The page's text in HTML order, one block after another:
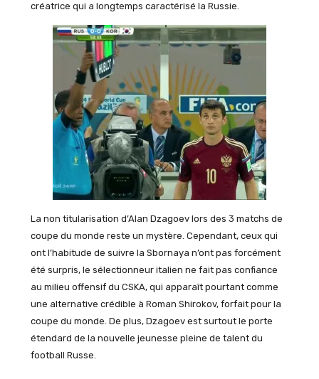
créatrice qui a longtemps caractérisé la Russie.
La non titularisation d’Alan Dzagoev lors des 3 matchs de
coupe du monde reste un mystère. Cependant, ceux qui
ont l’habitude de suivre la Sbornaya n’ont pas forcément
été surpris, le sélectionneur italien ne fait pas confiance
au milieu offensif du CSKA, qui apparaît pourtant comme
une alternative crédible à Roman Shirokov, forfait pour la
coupe du monde. De plus, Dzagoev est surtout le porte
étendard de la nouvelle jeunesse pleine de talent du
football Russe.